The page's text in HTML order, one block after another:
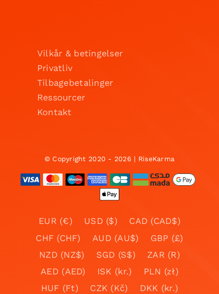
Vilkår & betingelser
Privatliv
Tilbagebetalinger
Ressourcer
Kontakt
© Copyright 2020 - 2026 | RiseKarma
EUR (€) USD ($)
CAD (CAD$)
CHF (CHF)
AUD (AU$)
GBP (£)
NZD (NZ$)
SGD (S$)
ZAR (R)
AED (AED)
ISK (kr.)
PLN (zł)
HUF (Ft)
CZK (Kč)
DKK (kr.)